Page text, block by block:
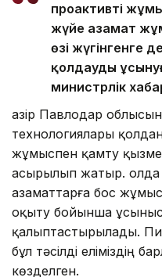
проактивті
жүйе азамат
өзі жүгінгенге
қолдауды
министрлік
Қазір Павлодар
технологиялары
жұмыспен қамту
асырылып жатыр. Қолда
азаматтарға бос
оқыту бойынша
қалыптастырылады.
бұл тәсілді еліміздің
көзделген.